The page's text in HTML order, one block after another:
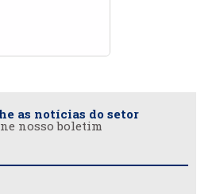
as notícias do setor
nosso boletim